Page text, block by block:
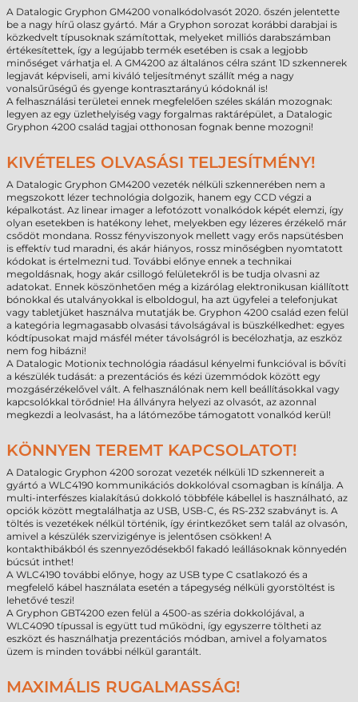
A Datalogic Gryphon GM4200 vonalkódolvasót 2020. őszén jelentette
be a nagy hírű olasz gyártó. Már a Gryphon sorozat korábbi darabjai is
közkedvelt típusoknak számítottak, melyeket milliós darabszámban
értékesítettek, így a legújabb termék esetében is csak a legjobb
minőséget várhatja el. A GM4200 az általános célra szánt 1D szkennerek
legjavát képviseli, ami kiváló teljesítményt szállít még a nagy
vonalsűrűségű és gyenge kontrasztarányú kódoknál is!
A felhasználási területei ennek megfelelően széles skálán mozognak:
legyen az egy üzlethelyiség vagy forgalmas raktárépület, a Datalogic
Gryphon 4200 család tagjai otthonosan fognak benne mozogni!
KIVÉTELES OLVASÁSI TELJESÍTMÉNY!
A Datalogic Gryphon GM4200 vezeték nélküli szkennerében nem a
megszokott lézer technológia dolgozik, hanem egy CCD végzi a
képalkotást. Az linear imager a lefotózott vonalkódok képét elemzi, így
olyan esetekben is hatékony lehet, melyekben egy lézeres érzékelő már
csődöt mondana. Rossz fényviszonyok mellett vagy erős napsütésben
is effektív tud maradni, és akár hiányos, rossz minőségben nyomtatott
kódokat is értelmezni tud. További előnye ennek a technikai
megoldásnak, hogy akár csillogó felületekről is be tudja olvasni az
adatokat. Ennek köszönhetően még a kizárólag elektronikusan kiállított
bónokkal és utalványokkal is elboldogul, ha azt ügyfelei a telefonjukat
vagy tabletjüket használva mutatják be. Gryphon 4200 család ezen felül
a kategória legmagasabb olvasási távolságával is büszkélkedhet: egyes
kódtípusokat majd másfél méter távolságról is becélozhatja, az eszköz
nem fog hibázni!
A Datalogic Motionix technológia ráadásul kényelmi funkcióval is bővíti
a készülék tudását: a prezentációs és kézi üzemmódok között egy
mozgásérzékelővel vált. A felhasználónak nem kell beállításokkal vagy
kapcsolókkal törődnie! Ha állványra helyezi az olvasót, az azonnal
megkezdi a leolvasást, ha a látómezőbe támogatott vonalkód kerül!
KÖNNYEN TEREMT KAPCSOLATOT!
A Datalogic Gryphon 4200 sorozat vezeték nélküli 1D szkennereit a
gyártó a WLC4190 kommunikációs dokkolóval csomagban is kínálja. A
multi-interfészes kialakítású dokkoló többféle kábellel is használható, az
opciók között megtalálhatja az USB, USB-C, és RS-232 szabványt is. A
töltés is vezetékek nélkül történik, így érintkezőket sem talál az olvasón,
amivel a készülék szervizigénye is jelentősen csökken! A
kontakthibákból és szennyeződésekből fakadó leállásoknak könnyedén
búcsút inthet!
A WLC4190 további előnye, hogy az USB type C csatlakozó és a
megfelelő kábel használata esetén a tápegység nélküli gyorstöltést is
lehetővé teszi!
A Gryphon GBT4200 ezen felül a 4500-as széria dokkolójával, a
WLC4090 típussal is együtt tud működni, így egyszerre töltheti az
eszközt és használhatja prezentációs módban, amivel a folyamatos
üzem is minden további nélkül garantált.
MAXIMÁLIS RUGALMASSÁG!